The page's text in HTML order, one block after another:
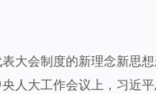
大会制度的新理念新思
人大工作会议上，习近